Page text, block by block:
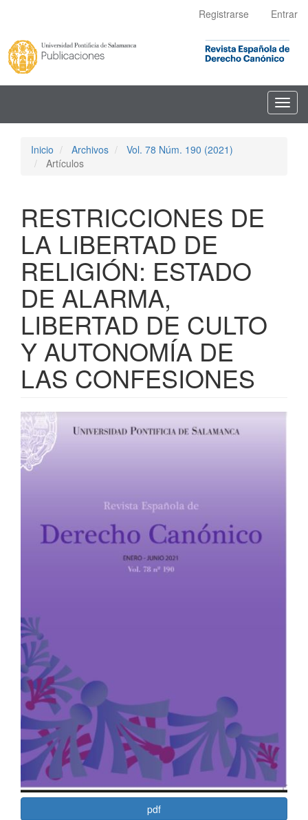
principal
Barra
lateral
Registrarse Entrar
Inicio Archivos
Vol. 78 Núm. 190 (2021)
Artículos
RESTRICCIONES DE
LA LIBERTAD DE
RELIGIÓN: ESTADO
DE ALARMA,
LIBERTAD DE CULTO
Y AUTONOMÍA DE
LAS CONFESIONES
Barra
lateral
del
pdf